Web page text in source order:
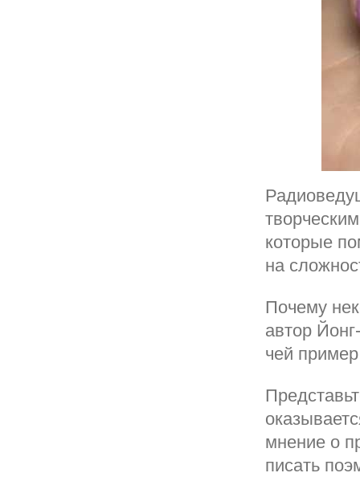
которые
на
Почему
автор
чей
мнение о
писать